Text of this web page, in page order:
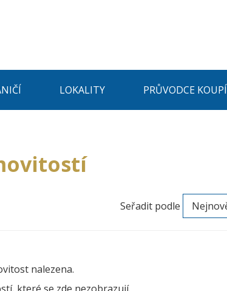
LOKALITY PRŮVODCE KOUPÍ
Seřadit podle
nalezena.